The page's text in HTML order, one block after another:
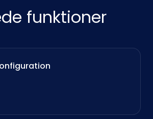
funktioner